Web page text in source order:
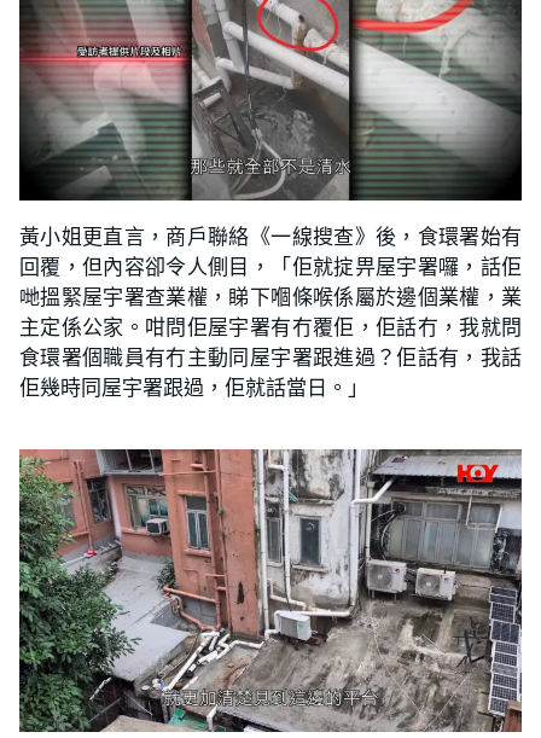
黃小姐更直言，商戶聯絡《一線搜查》後，食環署始有
回覆，但內容卻令人側目，「佢就掟畀屋宇署囉，話佢
哋搵緊屋宇署查業權，睇下嗰條喉係屬於邊個業權，業
主定係公家。咁問佢屋宇署有冇覆佢，佢話冇，我就問
食環署個職員有冇主動同屋宇署跟進過？佢話有，我話
佢幾時同屋宇署跟過，佢就話當日。」